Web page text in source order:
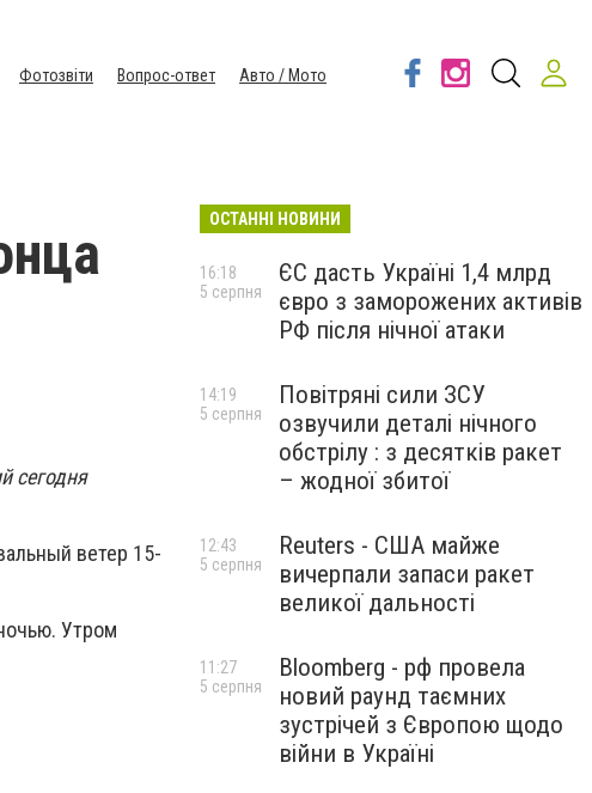
Фотозвіти Вопрос-ответ
Авто / Мото
сегодня
ветер 15-
Утром
ОСТАННІ НОВИНИ
ЄС дасть Україні 1,4 млрд
євро з заморожених активів
РФ після нічної атаки
16:18
5 серпня
Повітряні сили ЗСУ
озвучили деталі нічного
обстрілу : з десятків ракет
– жодної збитої
14:19
5 серпня
Reuters - США майже
вичерпали запаси ракет
великої дальності
12:43
5 серпня
Bloomberg - рф провела
новий раунд таємних
зустрічей з Європою щодо
війни в Україні
11:27
5 серпня